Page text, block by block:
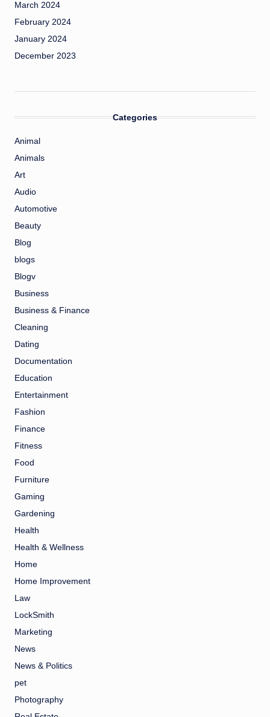
March 2024
February 2024
January 2024
December 2023
Categories
Animal
Animals
Art
Audio
Automotive
Beauty
Blog
blogs
Blogv
Business
Business & Finance
Cleaning
Dating
Documentation
Education
Entertainment
Fashion
Finance
Fitness
Food
Furniture
Gaming
Gardening
Health
Health & Wellness
Home
Home Improvement
Law
LockSmith
Marketing
News
News & Politics
pet
Photography